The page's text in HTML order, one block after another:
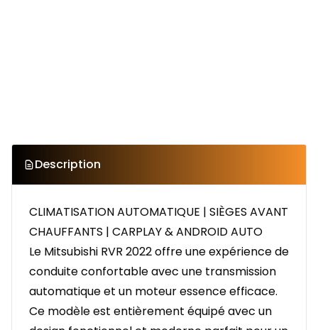
Description
CLIMATISATION AUTOMATIQUE | SIÈGES AVANT
CHAUFFANTS | CARPLAY & ANDROID AUTO
Le Mitsubishi RVR 2022 offre une expérience de
conduite confortable avec une transmission
automatique et un moteur essence efficace.
Ce modèle est entièrement équipé avec un